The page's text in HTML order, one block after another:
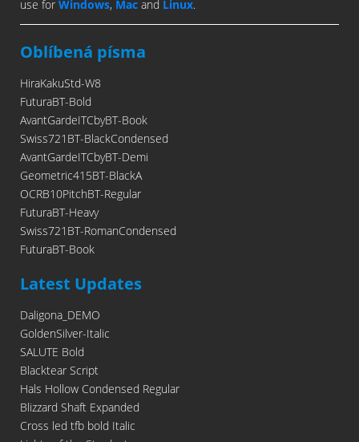
use for Windows, Mac and Linux.
Oblíbená písma
HiraKakuStd-W8
FuturaBT-Bold
AvantGardeITCbyBT-Book
Swiss721BT-BlackCondensed
AvantGardeITCbyBT-Demi
Geometric415BT-BlackA
OCRB10PitchBT-Regular
FuturaBT-Heavy
Swiss721BT-RomanCondensed
FuturaBT-Book
Latest Updates
Daligona_DEMO
GoldenSilver-Italic
SALUTE Bold
Blacktear Script
Hals Hollow Condensed Regular
Blizzard Shaft Expanded
Cross led tfb bold Italic